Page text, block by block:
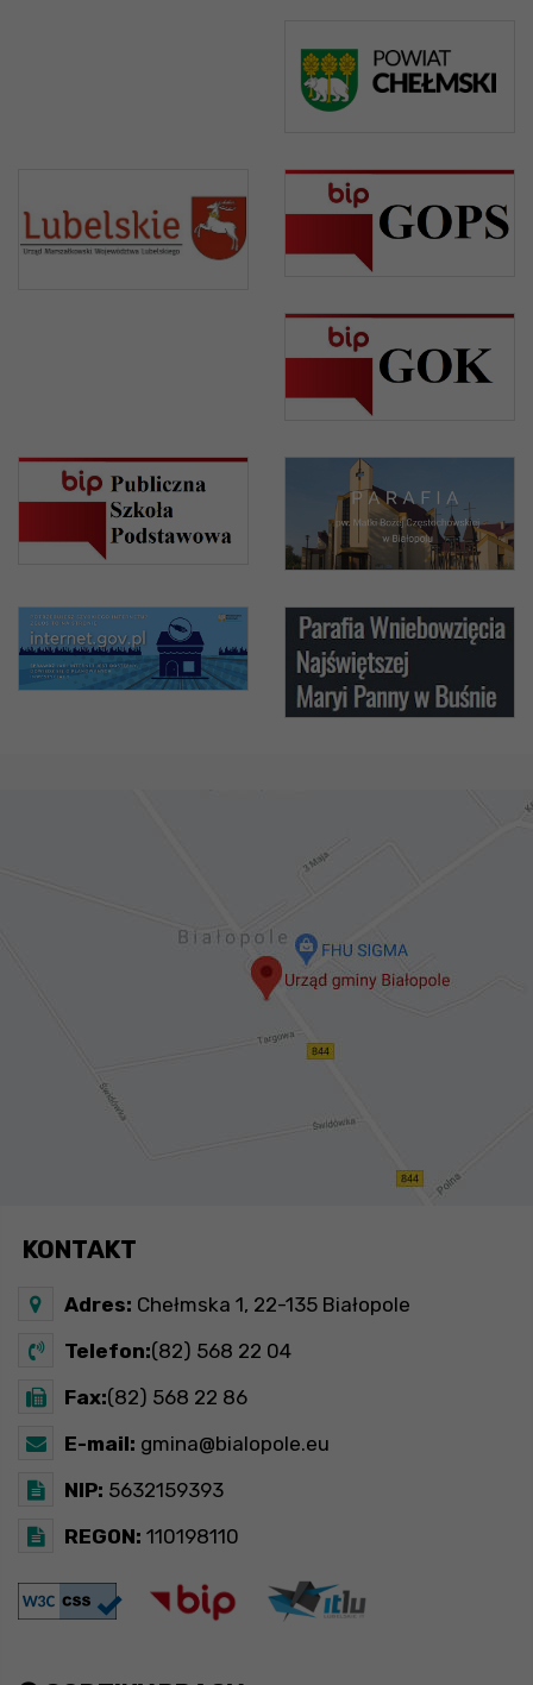
KONTAKT
Adres: Chełmska 1, 22-135 Białopole
Telefon:(82) 568 22 04
Fax:(82) 568 22 86
E-mail: gmina@bialopole.eu
NIP: 5632159393
REGON: 110198110